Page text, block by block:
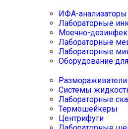
ИФА-анализаторы
Лабораторные
Моечно-
Лабораторные
Лабораторные
Оборудование
Системы
Лабораторные
Термошейкеры
Центрифуги